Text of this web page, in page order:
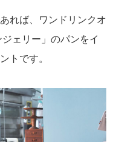
れば、ワンドリンクオ
ェリー」のパンをイ
トです。